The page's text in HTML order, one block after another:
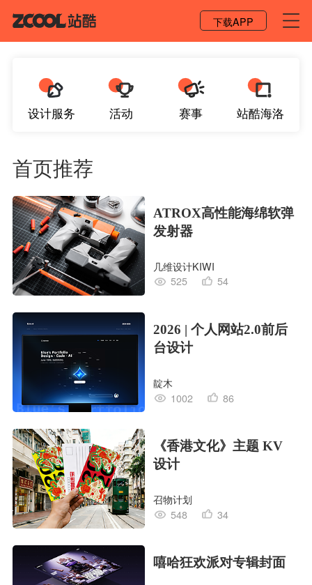
下载APP
设计服务 活动 赛事 站酷海洛
首页推荐
ATROX高性能海绵软弹
发射器
几维设计KIWI
525
54
2026 | 个人网站2.0前后
台设计
靛木
1002
86
《香港文化》主题 KV
设计
召物计划
548
34
嘻哈狂欢派对专辑封面